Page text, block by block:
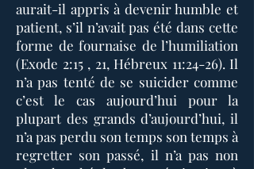
aurait-il appris à devenir humble et
patient, s’il n’avait pas été dans cette
forme de fournaise de l’humiliation
(Exode 2:15 , 21, Hébreux 11:24-26). Il
n’a pas tenté de se suicider comme
c’est le cas aujourd’hui pour la
plupart des grands d’aujourd’hui, il
n’a pas perdu son temps son temps à
regretter son passé, il n’a pas non